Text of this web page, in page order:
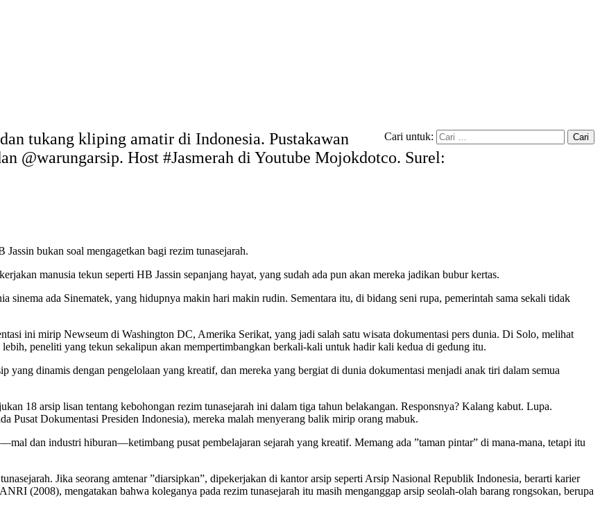
Cari untuk:
tukang kliping amatir di Indonesia. Pustakawan
@warungarsip. Host #Jasmerah di Youtube Mojokdotco. Surel:
bukan soal mengagetkan bagi rezim tunasejarah.
manusia tekun seperti HB Jassin sepanjang hayat, yang sudah ada pun akan mereka jadikan bubur kertas.
sinema ada Sinematek, yang hidupnya makin hari makin rudin. Sementara itu, di bidang seni rupa, pemerintah sama sekali tidak
ini mirip Newseum di Washington DC, Amerika Serikat, yang jadi salah satu wisata dokumentasi pers dunia. Di Solo, melihat
lebih, peneliti yang tekun sekalipun akan mempertimbangkan berkali-kali untuk hadir kali kedua di gedung itu.
dinamis dengan pengelolaan yang kreatif, dan mereka yang bergiat di dunia dokumentasi menjadi anak tiri dalam semua
18 arsip lisan tentang kebohongan rezim tunasejarah ini dalam tiga tahun belakangan. Responsnya? Kalang kabut. Lupa.
Pusat Dokumentasi Presiden Indonesia), mereka malah menyerang balik mirip orang mabuk.
dan industri hiburan—ketimbang pusat pembelajaran sejarah yang kreatif. Memang ada ”taman pintar” di mana-mana, tetapi itu
Jika seorang amtenar ”diarsipkan”, dipekerjakan di kantor arsip seperti Arsip Nasional Republik Indonesia, berarti karier
(2008), mengatakan bahwa koleganya pada rezim tunasejarah itu masih menganggap arsip seolah-olah barang rongsokan, berupa